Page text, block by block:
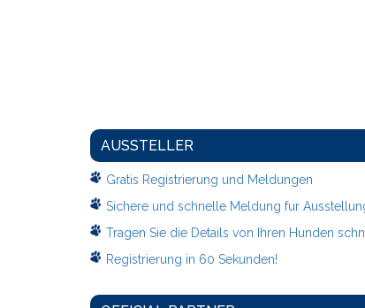
AUSSTELLER
Gratis Registrierung und Meldungen
Sichere und schnelle Meldung fur
Tragen Sie die Details von Ihren Hunden
Registrierung in 60 Sekunden!